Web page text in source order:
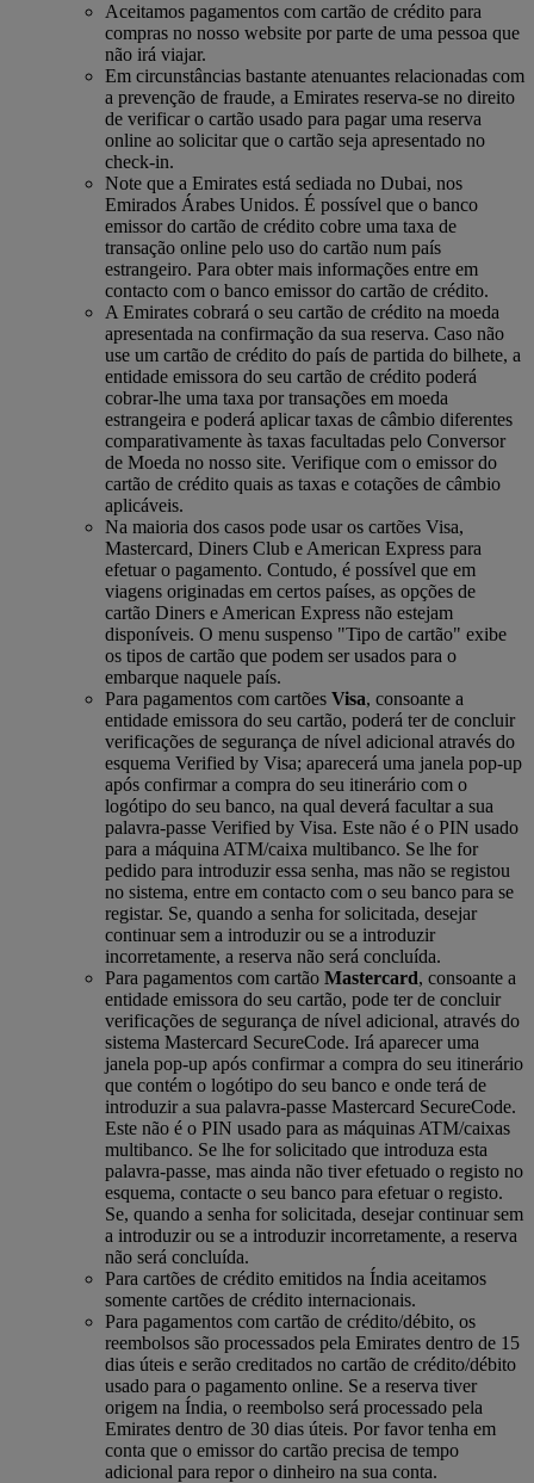
Aceitamos pagamentos com cartão de crédito para
compras no nosso website por parte de uma pessoa que
não irá viajar.
Em circunstâncias bastante atenuantes relacionadas com
a prevenção de fraude, a Emirates reserva-se no direito
de verificar o cartão usado para pagar uma reserva
online ao solicitar que o cartão seja apresentado no
check-in.
Note que a Emirates está sediada no Dubai, nos
Emirados Árabes Unidos. É possível que o banco
emissor do cartão de crédito cobre uma taxa de
transação online pelo uso do cartão num país
estrangeiro. Para obter mais informações entre em
contacto com o banco emissor do cartão de crédito.
A Emirates cobrará o seu cartão de crédito na moeda
apresentada na confirmação da sua reserva. Caso não
use um cartão de crédito do país de partida do bilhete, a
entidade emissora do seu cartão de crédito poderá
cobrar-lhe uma taxa por transações em moeda
estrangeira e poderá aplicar taxas de câmbio diferentes
comparativamente às taxas facultadas pelo Conversor
de Moeda no nosso site. Verifique com o emissor do
cartão de crédito quais as taxas e cotações de câmbio
aplicáveis.
Na maioria dos casos pode usar os cartões Visa,
Mastercard, Diners Club e American Express para
efetuar o pagamento. Contudo, é possível que em
viagens originadas em certos países, as opções de
cartão Diners e American Express não estejam
disponíveis. O menu suspenso "Tipo de cartão" exibe
os tipos de cartão que podem ser usados para o
embarque naquele país.
Para pagamentos com cartões Visa, consoante a
entidade emissora do seu cartão, poderá ter de concluir
verificações de segurança de nível adicional através do
esquema Verified by Visa; aparecerá uma janela pop-up
após confirmar a compra do seu itinerário com o
logótipo do seu banco, na qual deverá facultar a sua
palavra-passe Verified by Visa. Este não é o PIN usado
para a máquina ATM/caixa multibanco. Se lhe for
pedido para introduzir essa senha, mas não se registou
no sistema, entre em contacto com o seu banco para se
registar. Se, quando a senha for solicitada, desejar
continuar sem a introduzir ou se a introduzir
incorretamente, a reserva não será concluída.
Para pagamentos com cartão Mastercard, consoante a
entidade emissora do seu cartão, pode ter de concluir
verificações de segurança de nível adicional, através do
sistema Mastercard SecureCode. Irá aparecer uma
janela pop-up após confirmar a compra do seu itinerário
que contém o logótipo do seu banco e onde terá de
introduzir a sua palavra-passe Mastercard SecureCode.
Este não é o PIN usado para as máquinas ATM/caixas
multibanco. Se lhe for solicitado que introduza esta
palavra-passe, mas ainda não tiver efetuado o registo no
esquema, contacte o seu banco para efetuar o registo.
Se, quando a senha for solicitada, desejar continuar sem
a introduzir ou se a introduzir incorretamente, a reserva
não será concluída.
Para cartões de crédito emitidos na Índia aceitamos
somente cartões de crédito internacionais.
Para pagamentos com cartão de crédito/débito, os
reembolsos são processados pela Emirates dentro de 15
dias úteis e serão creditados no cartão de crédito/débito
usado para o pagamento online. Se a reserva tiver
origem na Índia, o reembolso será processado pela
Emirates dentro de 30 dias úteis. Por favor tenha em
conta que o emissor do cartão precisa de tempo
adicional para repor o dinheiro na sua conta.